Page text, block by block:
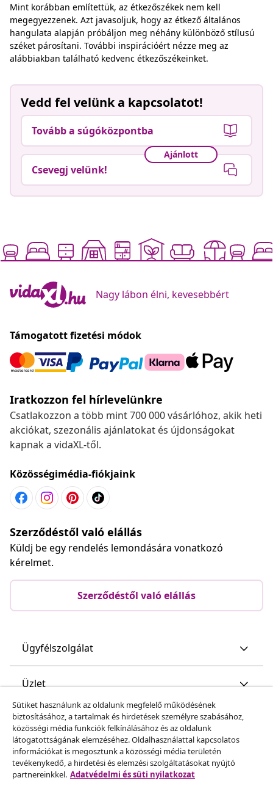
Mint korábban említettük, az étkezőszékek nem kell
megegyezzenek. Azt javasoljuk, hogy az étkező általános
hangulata alapján próbáljon meg néhány különböző stílusú
széket párosítani. További inspirációért nézze meg az
alábbiakban található kedvenc étkezőszékeinket.
Vedd fel velünk a kapcsolatot!
Tovább a súgóközpontba
Ajánlott
Csevegj velünk!
Nagy lábon élni, kevesebbért
Támogatott fizetési módok
Iratkozzon fel hírlevelünkre
Csatlakozzon a több mint 700 000 vásárlóhoz, akik heti
akciókat, szezonális ajánlatokat és újdonságokat
kapnak a vidaXL-től.
Közösségimédia-fiókjaink
Szerződéstől való elállás
Küldj be egy rendelés lemondására vonatkozó
kérelmet.
Szerződéstől való elállás
Ügyfélszolgálat
Üzlet
vidaXL
Fedezz fel többet
Sütiket használunk az oldalunk megfelelő működésének
biztosításához, a tartalmak és hirdetések személyre szabásához,
közösségi média funkciók felkínálásához és az oldalunk
látogatottságának elemzéséhez. Oldalhasználattal kapcsolatos
információkat is megosztunk a közösségi média területén
tevékenykedő, a hirdetési és elemzési szolgáltatásokat nyújtó
partnereinkkel. Adatvédelmi és süti nyilatkozat